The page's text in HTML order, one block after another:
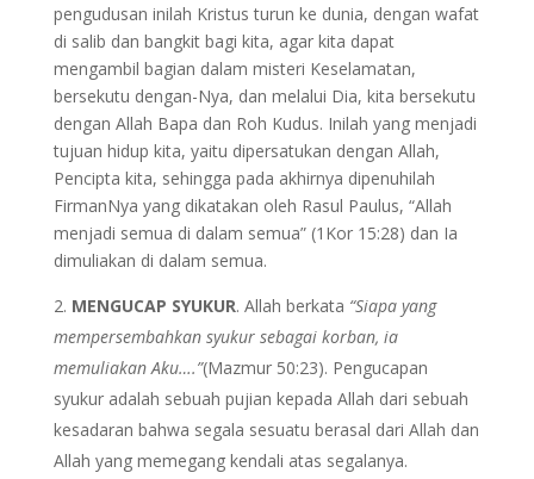
pengudusan inilah Kristus turun ke dunia, dengan wafat
di salib dan bangkit bagi kita, agar kita dapat
mengambil bagian dalam misteri Keselamatan,
bersekutu dengan-Nya, dan melalui Dia, kita bersekutu
dengan Allah Bapa dan Roh Kudus. Inilah yang menjadi
tujuan hidup kita, yaitu dipersatukan dengan Allah,
Pencipta kita, sehingga pada akhirnya dipenuhilah
FirmanNya yang dikatakan oleh Rasul Paulus, “Allah
menjadi semua di dalam semua” (1Kor 15:28) dan Ia
dimuliakan di dalam semua.
MENGUCAP SYUKUR. Allah berkata “Siapa yang
mempersembahkan syukur sebagai korban, ia
memuliakan Aku….”(Mazmur 50:23). Pengucapan
syukur adalah sebuah pujian kepada Allah dari sebuah
kesadaran bahwa segala sesuatu berasal dari Allah dan
Allah yang memegang kendali atas segalanya.